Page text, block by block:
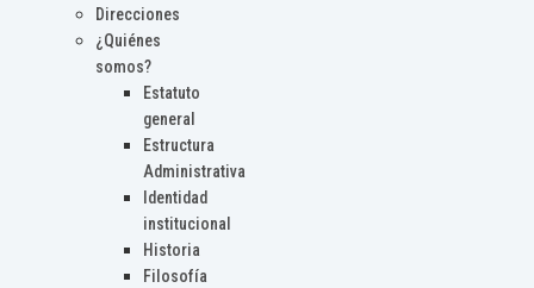
Direcciones
¿Quiénes
somos?
Estatuto
general
Estructura
Administrativa
Identidad
institucional
Historia
Filosofía